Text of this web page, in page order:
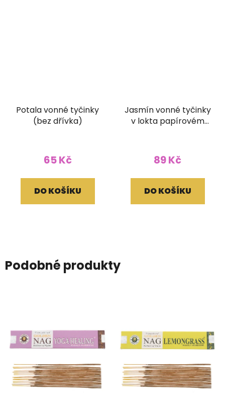
Potala vonné tyčinky
(bez dřívka)
65 Kč
DO KOŠÍKU
Jasmín vonné tyčinky
v lokta papírovém
89 Kč
DO KOŠÍKU
Podobné produkty